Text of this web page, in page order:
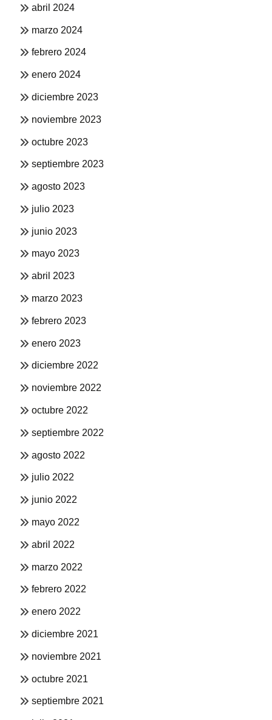
abril 2024
marzo 2024
febrero 2024
enero 2024
diciembre 2023
noviembre 2023
octubre 2023
septiembre 2023
agosto 2023
julio 2023
junio 2023
mayo 2023
abril 2023
marzo 2023
febrero 2023
enero 2023
diciembre 2022
noviembre 2022
octubre 2022
septiembre 2022
agosto 2022
julio 2022
junio 2022
mayo 2022
abril 2022
marzo 2022
febrero 2022
enero 2022
diciembre 2021
noviembre 2021
octubre 2021
septiembre 2021